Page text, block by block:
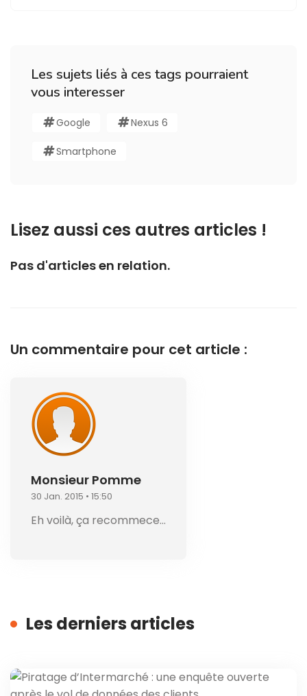
Les sujets liés à ces tags pourraient
vous interesser
Google Nexus 6
Smartphone
Lisez aussi ces autres articles !
Pas d'articles en relation.
Un commentaire pour cet article :
Monsieur Pomme
30 Jan. 2015 • 15:50
Eh voilà, ça recommece…
Les derniers articles